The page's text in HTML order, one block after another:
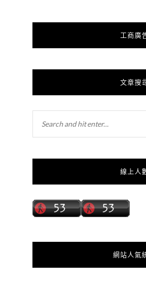
工商廣
文章搜
線上人
網站人氣